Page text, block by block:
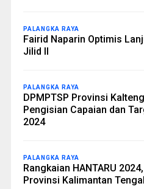
PALANGKA RAYA
Fairid Naparin Optimis
Jilid II
PALANGKA RAYA
DPMPTSP Provinsi
Pengisian Capaian dan
2024
PALANGKA RAYA
Rangkaian HANTARU
Provinsi Kalimantan